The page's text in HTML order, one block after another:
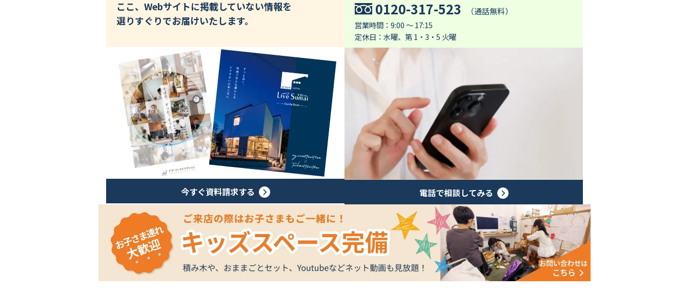
ここ、Webサイトに掲載していない情報を
選りすぐりでお届けいたします。
今すぐ資料請求する
0120-317-523
（通話無料）
営業時間：9:00 ～ 17:15
定休日：水曜、第 1・3・5 火曜
電話で相談してみる